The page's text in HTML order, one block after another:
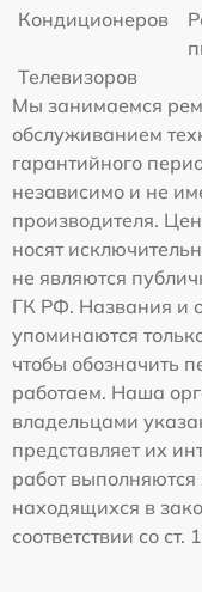
Кондиционеров
Телевизоров
Мы занимаемся
обслуживанием
гарантийного
независимо и не
производителя.
носят
не являются
ГК РФ. Названия и
упоминаются
чтобы обозначить
работаем. Наша
владельцами
представляет их
работ выполняются
находящихся в
соответствии со